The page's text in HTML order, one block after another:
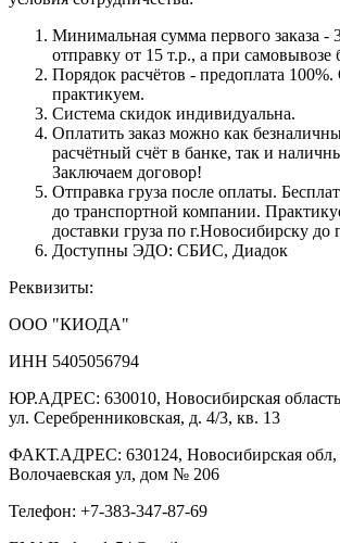
Минимальная сумма первого заказа -
отправку от 15 т.р., а при самовывозе
Порядок расчётов - предоплата
практикуем.
Система скидок индивидуальна.
Оплатить заказ можно как
расчётный счёт в банке, так и
Заключаем договор!
Отправка груза после оплаты.
до транспортной компании.
доставки груза по г.Новосибирску до
Доступны ЭДО: СБИС, Диадок
Реквизиты:
ООО "КИОДА"
ИНН 5405056794
ЮР.АДРЕС: 630010, Новосибирская
ул. Серебренниковская, д. 4/3, кв. 13
ФАКТ.АДРЕС: 630124, Новосибирская обл,
Волочаевская ул, дом № 206
Телефон: +7-383-347-87-69